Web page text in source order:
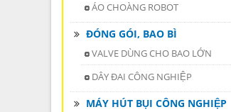
ÁO CHOÀNG ROBOT
ĐÓNG GÓI, BAO BÌ
VALVE DÙNG CHO BAO LỚN
DÂY ĐAI CÔNG NGHIỆP
MÁY HÚT BỤI CÔNG NGHIỆP